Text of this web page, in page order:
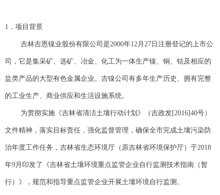
1 ．项目背景
吉林吉恩镍业股份有限公司是2000年12月27日注册登记的上市公
司，它是集采矿、选矿、冶金、化工为一体生产镍、铜、钴及相应的
盐类产品的大型有色金属企业。吉镍公司有多年生产历史、拥有完整
的工业生产、商业供应和生活设施系统。
为贯彻实施《吉林省清洁土壤行动计划》（吉政发[2016]40号）
文件精神，落实目标责任，强化监督管理，确保全市完成土壤污染防
治年度工作任务，吉林省生态环境厅（原吉林省环境保护厅）于2018
年9月印发了《吉林省土壤环境重点监管企业自行监测技术指南（暂
行）》，规范和指导重点监管企业开展土壤环境自行监测。